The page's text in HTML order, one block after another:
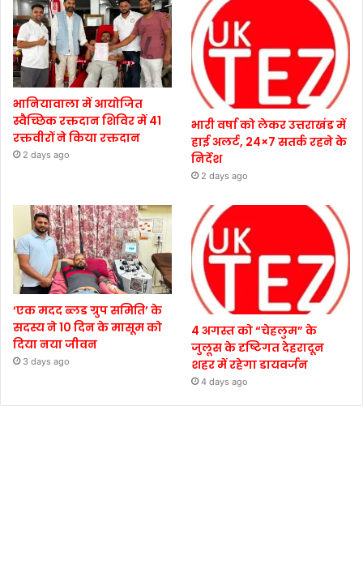
भानियावाला में आयोजित
स्वैच्छिक रक्तदान शिविर में 41
रक्तवीरों ने किया रक्तदान
2 days ago
भारी वर्षा को लेकर उत्तराखंड में
हाई अलर्ट, 24×7 सतर्क रहने के
निर्देश
2 days ago
‘एक मदद ब्लड ग्रुप समिति’ के
सदस्य ने 10 दिन के मासूम को
दिया नया जीवन
3 days ago
4 अगस्त को “चेहलुम” के
जुलूस के दृष्टिगत देहरादून
शहर में रहेगा डायवर्जन
4 days ago